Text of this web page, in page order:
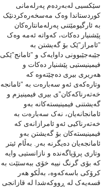
سێکسیی له‌به‌رده‌م په‌رله‌مانی
کوردستاندا وەک مەسخەرەکردنێک
بە ئارگیومێتنی پەرلەمانتارەکان
پێشنیار دەکات، کەواتە ئەمە وەک
”ئامراز”ێک بۆ گەیشتن بە
جێبەجێبوونی داوایەک و ”ئامانج”ێکی
فیمینیستیی پێشنیار دەکات و
هەریری بیری دەچێتەوە کە
وتارەکەی ئەو سەبارەت بە ”ئامانجە
خەتەرناکەکان”ی بیری فیمینیزم و
گەیشتنی فیمینیستەکانە بەو
ئامانجانەیان، نەک سەبارەت بە
خەتەرناکیی ئەو ئامرازانەی کە
فیمینیستەکان بۆ گەیشتن بەو
ئامانجەیان دەیگرنە بەر. بەڵام ئیتر
وتاری پرۆپاگەندە و نازانستیی وایە
کە بۆی گرنگ نییە خۆی ببەستێت بە
کرۆکی باسەکەوە، بەڵکو هەر
قسەیەک لە ڕووکەشدا لە قازانجی